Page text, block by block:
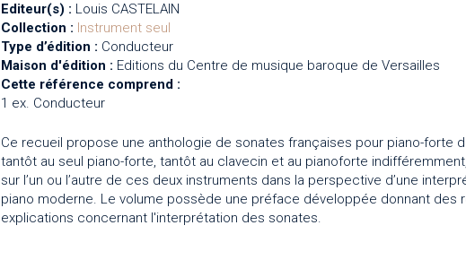
Editeur(s) : Louis CASTELAIN
Collection : Instrument seul
Type d’édition : Conducteur
Maison d'édition : Editions du Centre de musique baroque de Versailles
Cette référence comprend :
1 ex. Conducteur
Ce recueil propose une anthologie de sonates françaises pour piano-forte
tantôt au seul piano-forte, tantôt au clavecin et au pianoforte
sur l’un ou l’autre de ces deux instruments dans la perspective d’une
piano moderne. Le volume possède une préface développée donnant des
explications concernant l'interprétation des sonates.